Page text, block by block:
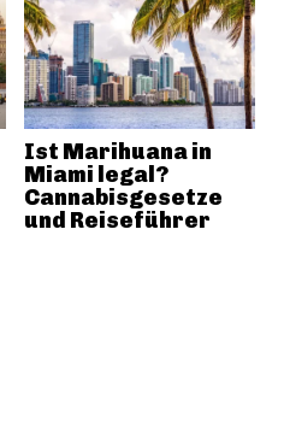
Ist Marihuana in
Miami legal?
Cannabisgesetze
und Reiseführer